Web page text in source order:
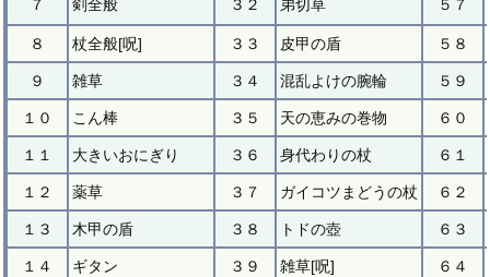
７ 剣全般 ３２ 弟切草 ５７
８ 杖全般[呪] ３３ 皮甲の盾 ５８
９ 雑草 ３４ 混乱よけの腕輪 ５９
１０ こん棒 ３５ 天の恵みの巻物 ６０
１１ 大きいおにぎり ３６ 身代わりの杖 ６１
１２ 薬草 ３７ ガイコツまどうの杖 ６２
１３ 木甲の盾 ３８ トドの壺 ６３
１４ ギタン ３９ 雑草[呪] ６４